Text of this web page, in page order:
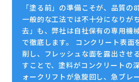
「塗る前」の準備こそが、品質の8
一般的な工法では不十分になりが
去」も、弊社は自社保有の専用機
で徹底します。 コンクリート表面
削し、フレッシュな面を露出させ
すことで、塗料がコンクリートの
ォークリフトが急旋回し、急ブレ